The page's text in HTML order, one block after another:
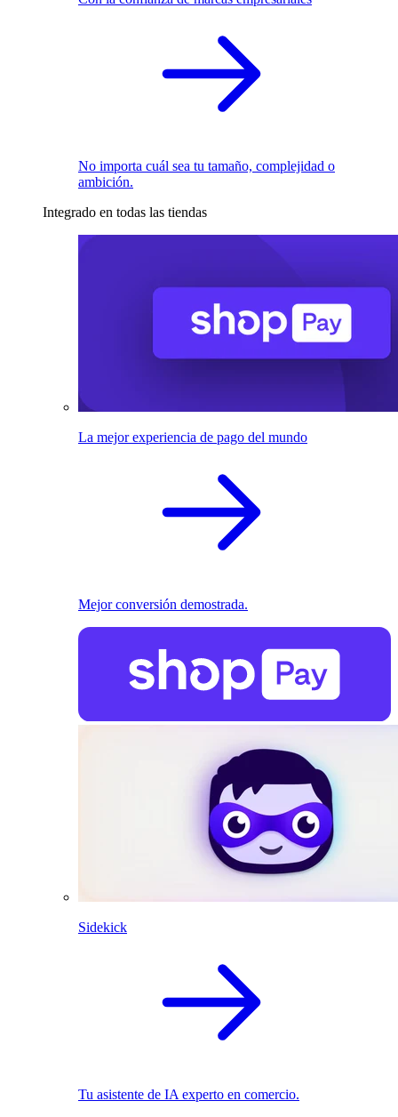
No importa cuál sea tu tamaño, complejidad o
ambición.
Integrado en todas las tiendas
La mejor experiencia de pago del mundo
Mejor conversión demostrada.
Sidekick
Tu asistente de IA experto en comercio.